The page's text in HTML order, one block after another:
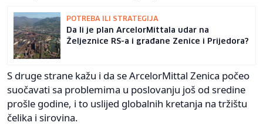
POTREBA ILI STRATEGIJA
Da li je plan ArcelorMittala udar na
Željeznice RS-a i građane Zenice i Prijedora?
S druge strane kažu i da se ArcelorMittal Zenica počeo
suočavati sa problemima u poslovanju još od sredine
prošle godine, i to uslijed globalnih kretanja na tržištu
čelika i sirovina.